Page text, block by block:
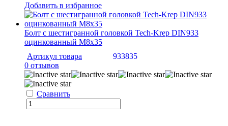
Добавить в избранное
Болт с шестигранной головкой Tech-Krep DIN933
оцинкованный М8х35
Артикул товара
933835
0 отзывов
Сравнить